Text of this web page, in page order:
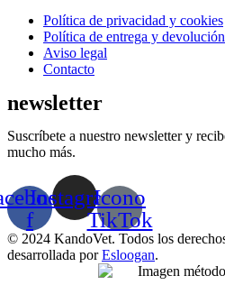
Menú
Política de privacidad y cookies
Política de entrega y devolución
Aviso legal
Contacto
newsletter
Suscríbete a nuestro newsletter y
mucho más.
f
InstagramIcono
TikTok
© 2024 KandoVet. Todos los
desarrollada porEsloogan.